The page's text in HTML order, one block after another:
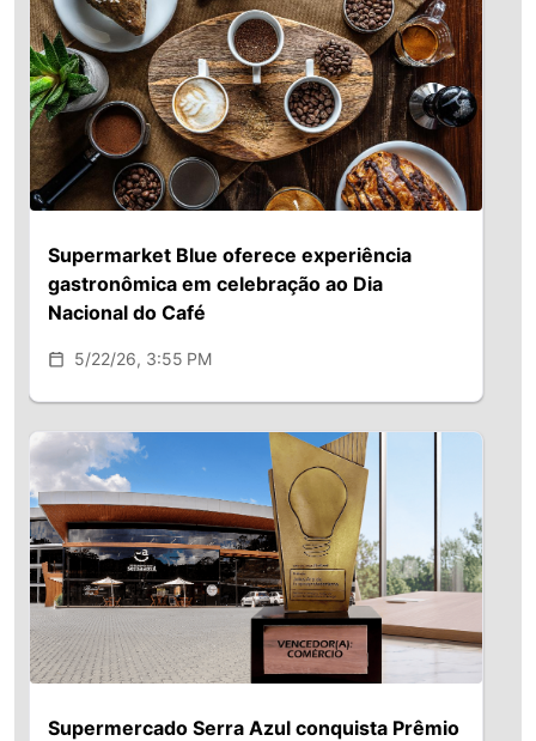
Supermarket Blue oferece experiência
gastronômica em celebração ao Dia
Nacional do Café
5/22/26, 3:55 PM
Supermercado Serra Azul conquista Prêmio